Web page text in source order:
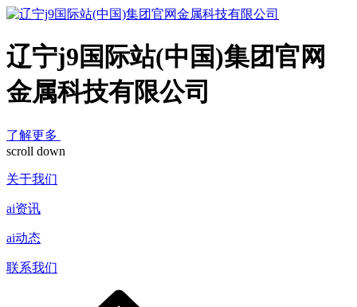
辽宁j9国际站(中国)集团官网
金属科技有限公司
了解更多
scroll down
关于我们
ai资讯
ai动态
联系我们